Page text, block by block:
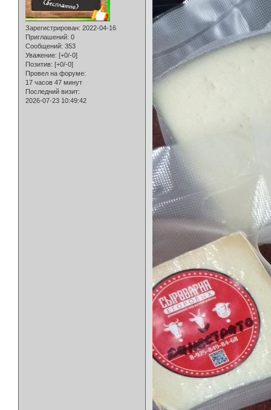
Зарегистрирован: 2022-04-16
Приглашений: 0
Сообщений: 353
Уважение: [+0/-0]
Позитив: [+0/-0]
Провел на форуме:
17 часов 47 минут
Последний визит:
2026-07-23 10:49:42